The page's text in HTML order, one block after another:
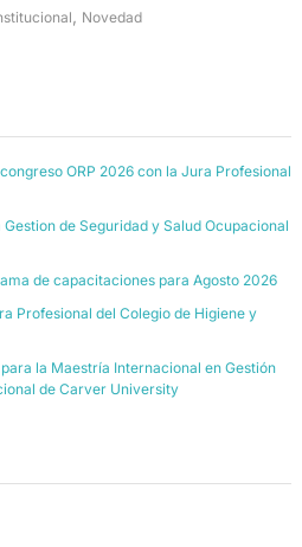
Novedad
ORP 2026 con la Jura Profesional
de Seguridad y Salud Ocupacional
de capacitaciones para Agosto 2026
Profesional del Colegio de Higiene y
la Maestría Internacional en Gestión
de Carver University